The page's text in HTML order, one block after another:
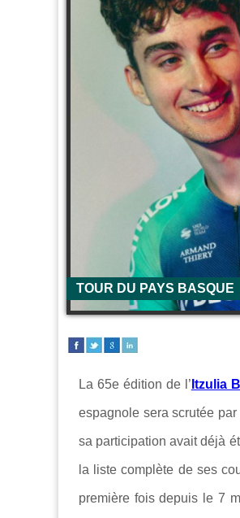
TOUR DU PAYS BASQUE
La 65e édition de l’ Itzulia
espagnole sera scrutée
sa participation avait déjà
la liste complète de ses
première fois depuis le 7